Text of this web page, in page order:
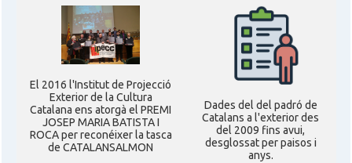
El 2016 l'Institut de Projecció
Exterior de la Cultura
Catalana ens atorgà el PREMI
JOSEP MARIA BATISTA I
ROCA per reconéixer la tasca
de CATALANSALMON
Dades del del padró de
Catalans a l'exterior des
del 2009 fins avui,
desglossat per paisos i
anys.